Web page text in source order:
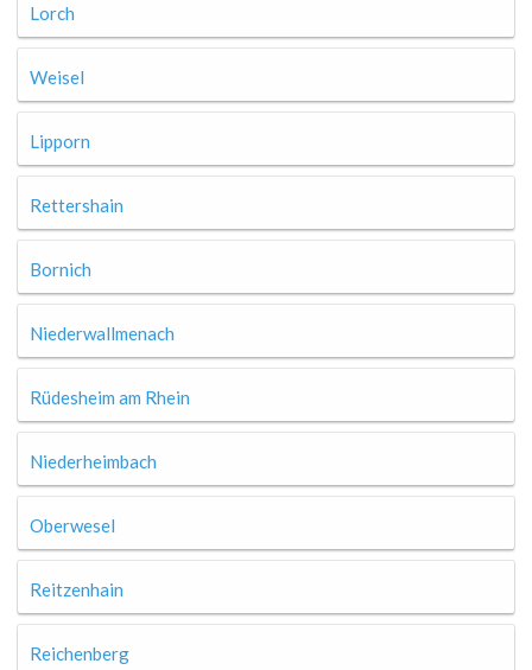
Lorch
Weisel
Lipporn
Rettershain
Bornich
Niederwallmenach
Rüdesheim am Rhein
Niederheimbach
Oberwesel
Reitzenhain
Reichenberg